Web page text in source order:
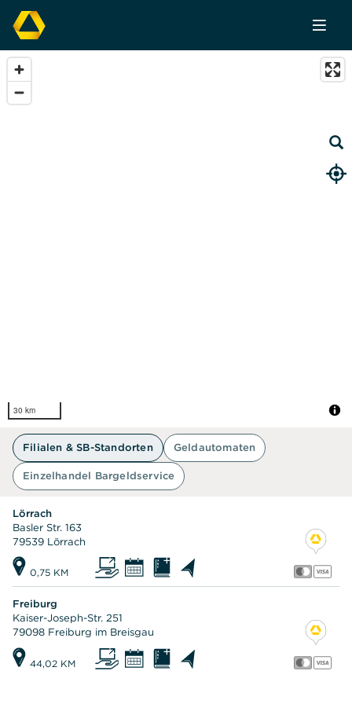
30 km
Filialen & SB-Standorten Geldautomaten
Einzelhandel Bargeldservice
0,75 KM
Lörrach
Basler Str. 163
79539 Lörrach
44,02 KM
Freiburg
Kaiser-Joseph-Str. 251
79098 Freiburg im Breisgau